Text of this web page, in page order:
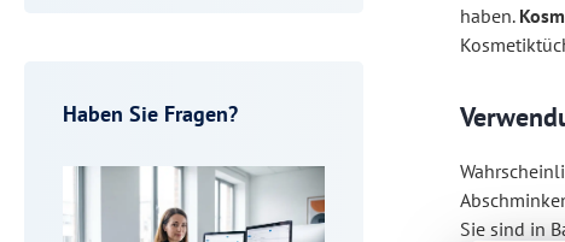
Haben Sie Fragen?
haben.
Sie sind in